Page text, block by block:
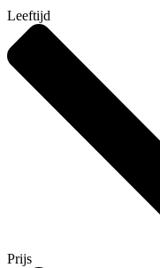
Leeftijd
Prijs